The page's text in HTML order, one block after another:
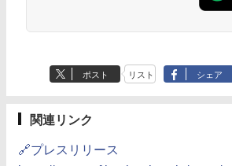
ポスト リスト シェア
関連リンク
🔗プレスリリース